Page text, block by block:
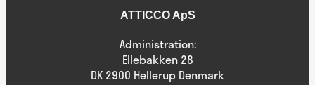
ATTICCO ApS
Administration:
Ellebakken 28
DK 2900 Hellerup Denmark